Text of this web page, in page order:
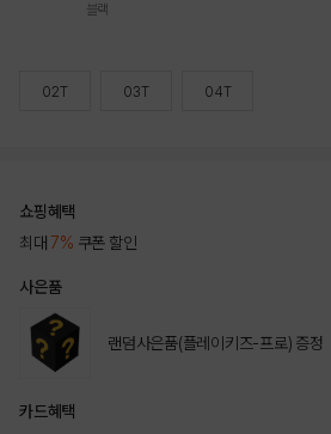
블랙
02T 03T 04T
쇼핑혜택
최대 7% 쿠폰 할인
사은품
랜덤사은품(플레이키즈-프로) 증정
카드혜택